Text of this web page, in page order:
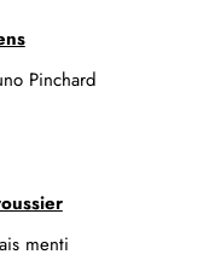
Pinchard
menti